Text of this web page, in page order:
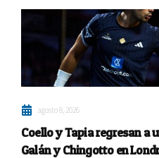
agosto 8, 2026
Coello y Tapia regresan a
Galán y Chingotto en